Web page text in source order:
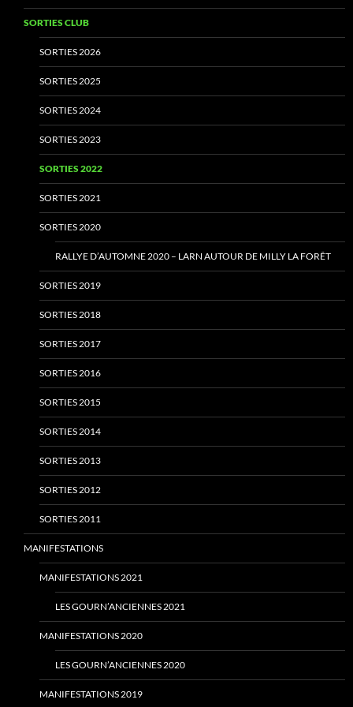
SORTIES CLUB
SORTIES 2026
SORTIES 2025
SORTIES 2024
SORTIES 2023
SORTIES 2022
SORTIES 2021
SORTIES 2020
RALLYE D’AUTOMNE 2020 – LARN AUTOUR DE MILLY LA FORÊT
SORTIES 2019
SORTIES 2018
SORTIES 2017
SORTIES 2016
SORTIES 2015
SORTIES 2014
SORTIES 2013
SORTIES 2012
SORTIES 2011
MANIFESTATIONS
MANIFESTATIONS 2021
LES GOURN’ANCIENNES 2021
MANIFESTATIONS 2020
LES GOURN’ANCIENNES 2020
MANIFESTATIONS 2019